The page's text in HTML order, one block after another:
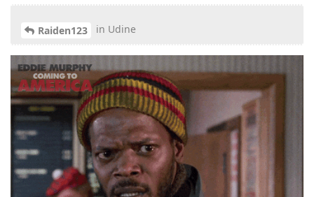
Raiden123 in Udine